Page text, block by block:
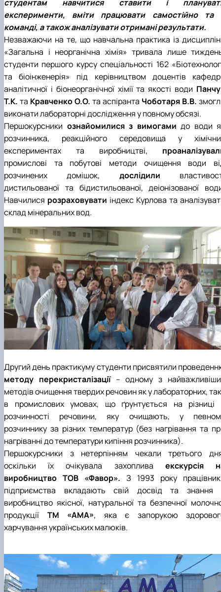
Забезпечення ОПП «Екологічний контроль
аудит»
студентам навчитися ставити і
експерименти, вміти працювати самостійно та
команді, а також аналізувати отримані результати.
Незважаючи на те, що навчальна практика із
«Загальна і неорганічна хімія» тривала лише
студенти першого курсу спеціальності 162
та біоінженерія» під керівництвом доцентів
аналітичної і біонеорганічної хімії та якості води
Т.К. та Кравченко О.О. та аспіранта Чоботаря В.В.
виконати лабораторні дослідження у повному обсязі.
Першокурсники ознайомилися з вимогами до води
розчинника, реакційного середовища у
експериментах та виробництві,
промислові та побутові методи очищення води
розчинених домішок, дослідили
дистильованої та бідистильованої, деіонізованої
Навчилися розраховувати індекс Курлова та
склад мінеральних вод.
Другий день практикуму студенти присвятили
методу перекристалізації – одному з
методів очищення твердих речовин як у лабораторних, так
в промислових умовах, що ґрунтується на різниці
розчинності речовини, яку очищають, у
розчиннику за різних температур (без нагрівання та
нагріванні до температури кипіння розчинника).
Першокурсники з нетерпінням чекали третього
оскільки їх очікувала захоплива екскурсія
виробництво ТОВ «Фавор». З 1993 року
підприємства вкладають свій досвід та знання
виробництво якісної, натуральної та безпечної
продукції ТМ «АМА», яка є запорукою
харчування українських малюків.